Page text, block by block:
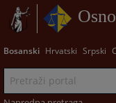
Bosanski Hrvatski Srpski